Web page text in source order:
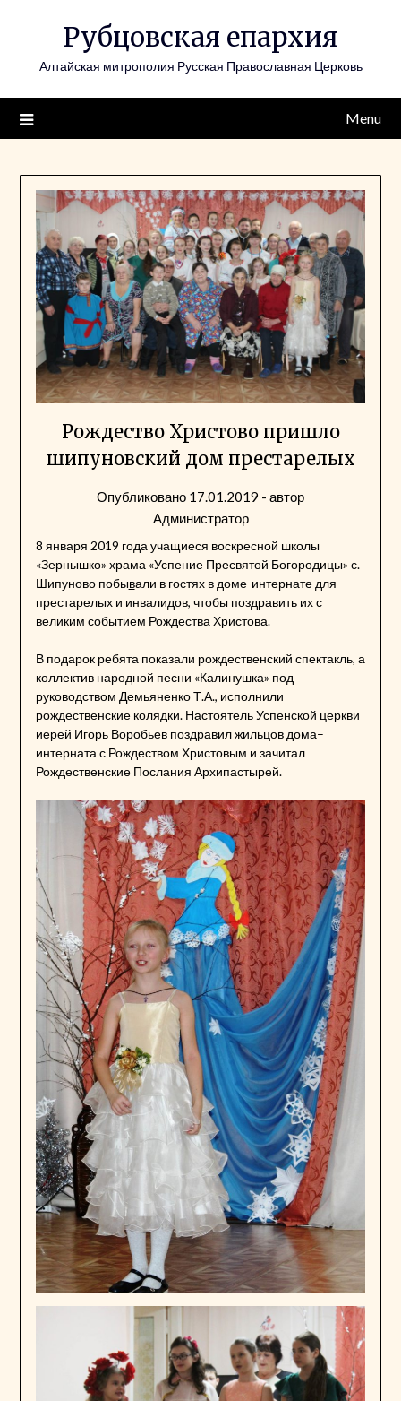
Рубцовская епархия
Алтайская митрополия Русская Православная Церковь
Menu
Рождество Христово пришло
шипуновский дом престарелых
Опубликовано 17.01.2019 - автор
Администратор
8 января 2019 года учащиеся воскресной школы
«Зернышко» храма «Успение Пресвятой Богородицы» с.
Шипуново побывали в гостях в доме-интернате для
престарелых и инвалидов, чтобы поздравить их с
великим событием Рождества Христова.
В подарок ребята показали рождественский спектакль, а
коллектив народной песни «Калинушка» под
руководством Демьяненко Т.А., исполнили
рождественские колядки. Настоятель Успенской церкви
иерей Игорь Воробьев поздравил жильцов дома–
интерната с Рождеством Христовым и зачитал
Рождественские Послания Архипастырей.